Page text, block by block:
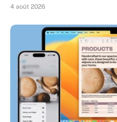
4 août 2026